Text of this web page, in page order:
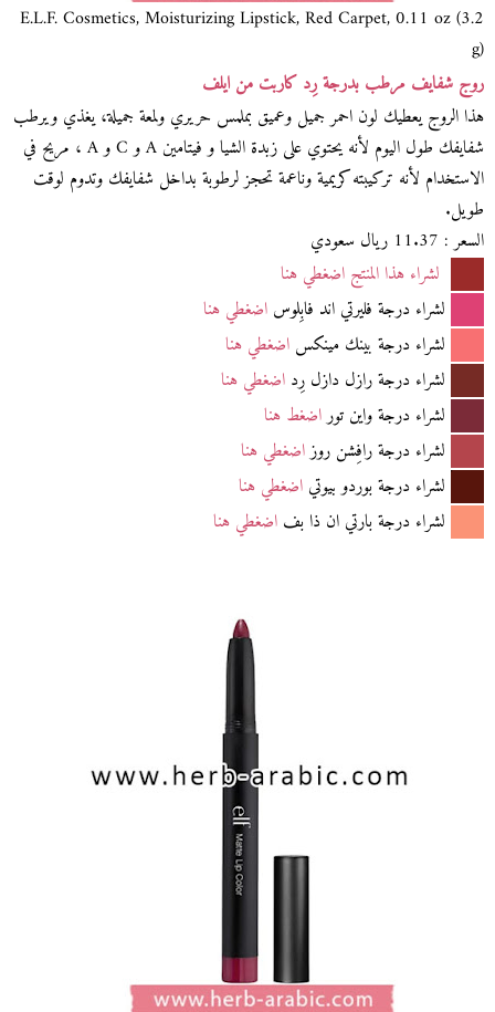
E.L.F. Cosmetics, Moisturizing Lipstick, Red Carpet, 0.11 oz (3.2
g)
روج شفايف مرطب بدرجة رِد كاربت من ايلف
هذا الروج يعطيك لون احمر جميل وعميق بملمس حريري ولمعة جميلة، يغذي ويرطب
شفايفك طول اليوم لأنه يحتوي على زبدة الشيا و فيتامين A و C و A ، مريح في
الاستخدام لأنه تركيبته كريمية وناعمة تحجز لرطوبة بداخل شفايفك وتدوم لوقت
طويل.
السعر : 11.37 ريال سعودي
لشراء هذا المنتج اضغطي هنا
لشراء درجة فليرتي اند فابِلوساضغطي هنا
لشراء درجة بينك مينكساضغطي هنا
لشراء درجة رازل دازل رِداضغطي هنا
لشراء درجة واين توراضغط هنا
لشراء درجة رافِشن روزاضغطي هنا
لشراء درجة بوردو بيوتياضغطي هنا
لشراء درجة بارتي ان ذا بفاضغطي هنا